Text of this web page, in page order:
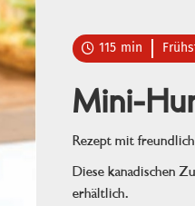
 115 min
Mini-
Rezept mit
Diese kanadischen
erhältlich.